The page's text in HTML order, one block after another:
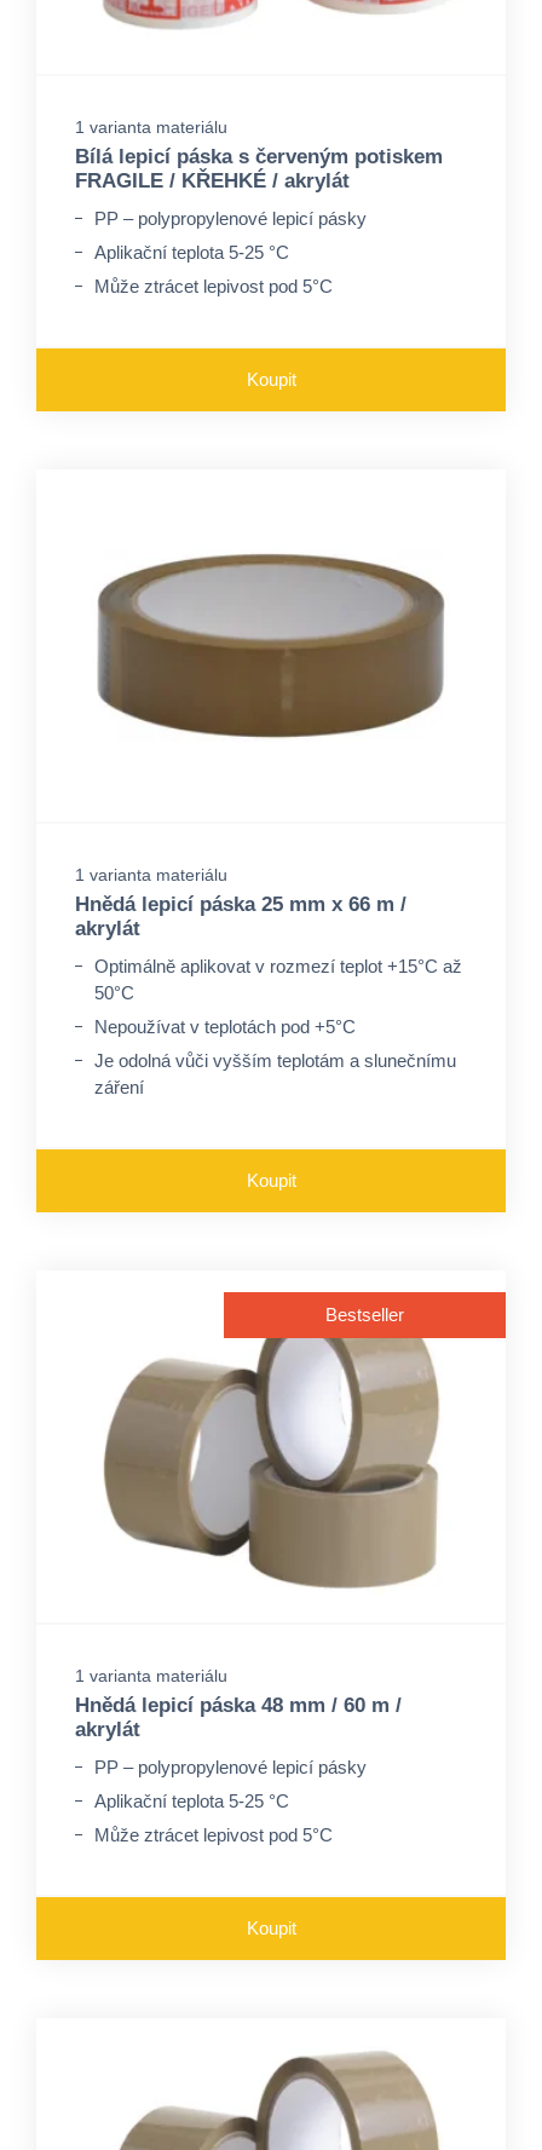
1 varianta materiálu
Bílá lepicí páska s červeným potiskem
FRAGILE / KŘEHKÉ / akrylát
PP – polypropylenové lepicí pásky
Aplikační teplota 5-25 °C
Může ztrácet lepivost pod 5°C
Koupit
1 varianta materiálu
Hnědá lepicí páska 25 mm x 66 m /
akrylát
Optimálně aplikovat v rozmezí teplot +15°C až
50°C
Nepoužívat v teplotách pod +5°C
Je odolná vůči vyšším teplotám a slunečnímu
záření
Koupit
Bestseller
1 varianta materiálu
Hnědá lepicí páska 48 mm / 60 m /
akrylát
PP – polypropylenové lepicí pásky
Aplikační teplota 5-25 °C
Může ztrácet lepivost pod 5°C
Koupit